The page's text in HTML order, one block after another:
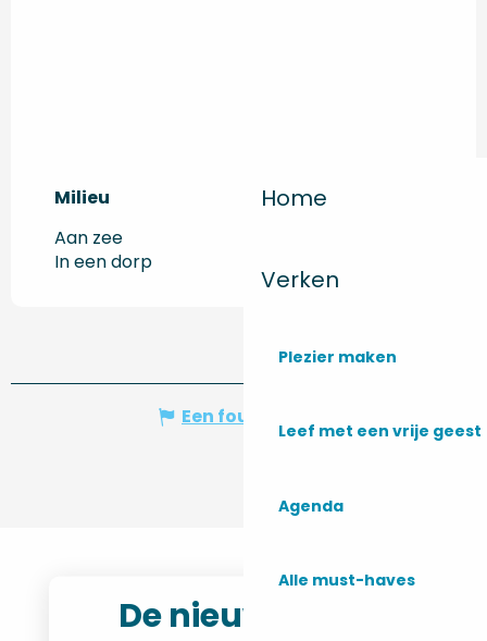
Home
Verken
Plezier maken
Leef met een vrije geest
Agenda
Alle must-haves
Milieu
Milieu
Aan zee
In een dorp
Een fout melden
De nieuwsbrief